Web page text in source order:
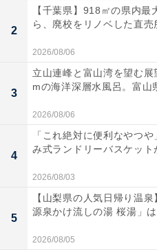
2
【千葉県】918㎡の県内最
ら、廃校をリノベした直売
2026/08/06
3
立山連峰と富山湾を望む
mの海洋深層水風呂。富山
2026/08/06
4
「これ絶対に便利なやつ
み式ランドリーバスケット
2026/08/03
5
【山梨県の人気日帰り温
源泉かけ流しの湯 桜湯」
2026/08/05